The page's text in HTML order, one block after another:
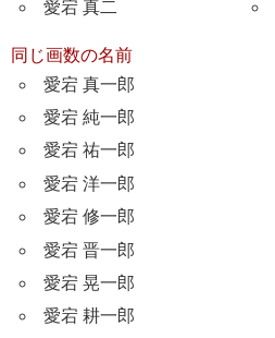
愛宕 真二
同じ画数の名前
愛宕 真一郎
愛宕 純一郎
愛宕 祐一郎
愛宕 洋一郎
愛宕 修一郎
愛宕 晋一郎
愛宕 晃一郎
愛宕 耕一郎